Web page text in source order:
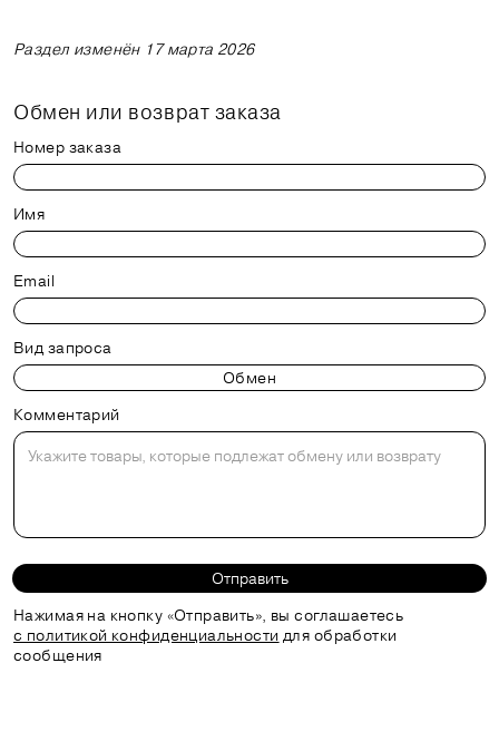
Раздел изменён 17 марта 2026
Обмен или возврат заказа
Номер заказа
Имя
Email
Вид запроса
Комментарий
Отправить
Нажимая на кнопку «Отправить», вы соглашаетесь
с политикой конфиденциальности для обработки
сообщения